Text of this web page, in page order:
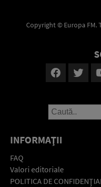
Copyright © Europa FM.
INFORMAŢII
FAQ
Valori editoriale
POLITICA DE